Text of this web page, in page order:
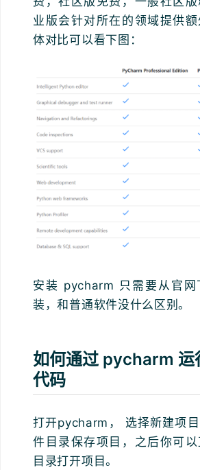
业版会针对所在的领域提供
体对比可以看下图：
安装 pycharm 只需要从官网
装，和普通软件没什么区别。
如何通过 pycharm 运
代码
打开pycharm， 选择新建项
件目录保存项目，之后你可
目录打开项目。